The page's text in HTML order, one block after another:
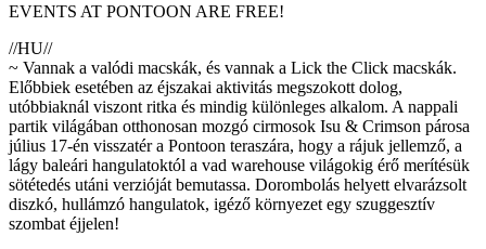
EVENTS AT PONTOON ARE FREE!
//HU//
~ Vannak a valódi macskák, és vannak a Lick the Click macskák.
Előbbiek esetében az éjszakai aktivitás megszokott dolog,
utóbbiaknál viszont ritka és mindig különleges alkalom. A nappali
partik világában otthonosan mozgó cirmosok Isu & Crimson párosa
július 17-én visszatér a Pontoon teraszára, hogy a rájuk jellemző, a
lágy baleári hangulatoktól a vad warehouse világokig érő merítésük
sötétedés utáni verzióját bemutassa. Dorombolás helyett elvarázsolt
diszkó, hullámzó hangulatok, igéző környezet egy szuggesztív
szombat éjjelen!